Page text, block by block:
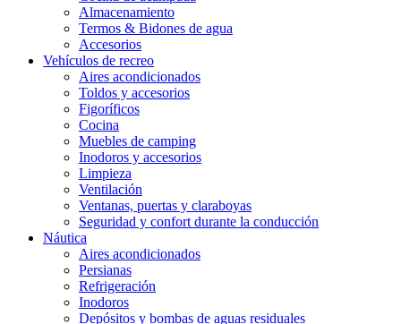
Almacenamiento
Termos & Bidones de agua
Accesorios
Vehículos de recreo
Aires acondicionados
Toldos y accesorios
Figoríficos
Cocina
Muebles de camping
Inodoros y accesorios
Limpieza
Ventilación
Ventanas, puertas y claraboyas
Seguridad y confort durante la conducción
Náutica
Aires acondicionados
Persianas
Refrigeración
Inodoros
Depósitos y bombas de aguas residuales